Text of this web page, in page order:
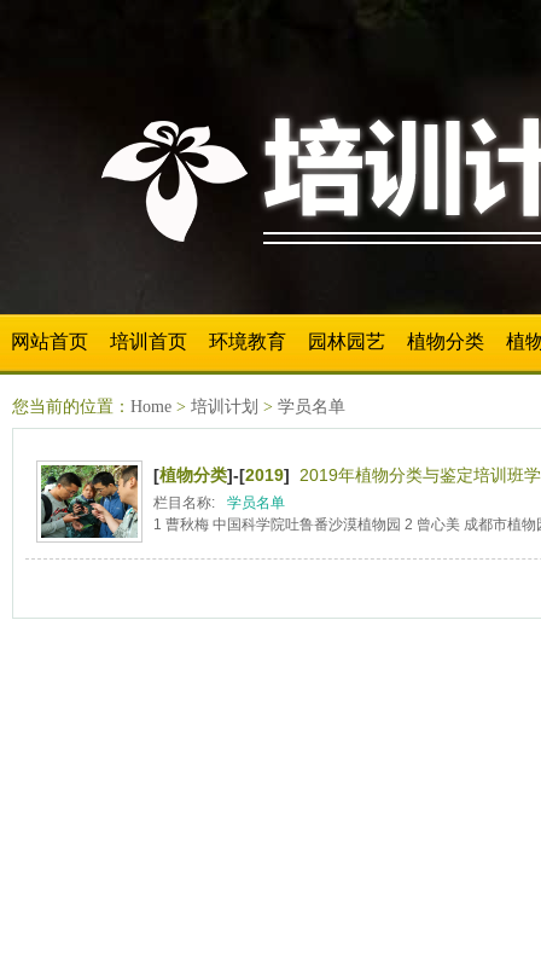
网站首页 培训首页 环境教育 园林园艺 植物分类 植
您当前的位置： Home > 培训计划 > 学员名单
[植物分类]-[2019] 2019年植物分类与鉴定培训班学
栏目名称:
学员名单
1 曹秋梅 中国科学院吐鲁番沙漠植物园 2 曾心美 成都市植物